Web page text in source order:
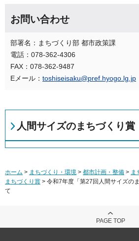
お問い合わせ
部署名：まちづくり部 都市政策課
電話：078-362-4306
FAX：078-362-9487
Eメール： toshiseisaku@pref.hyogo.lg.jp
人間サイズのまちづくり賞
ホーム > まちづくり・環境 > 都市計画・整備 > ま
まちづくり賞 > 令和7年度「第27回人間サイズの
て
PAGE TOP